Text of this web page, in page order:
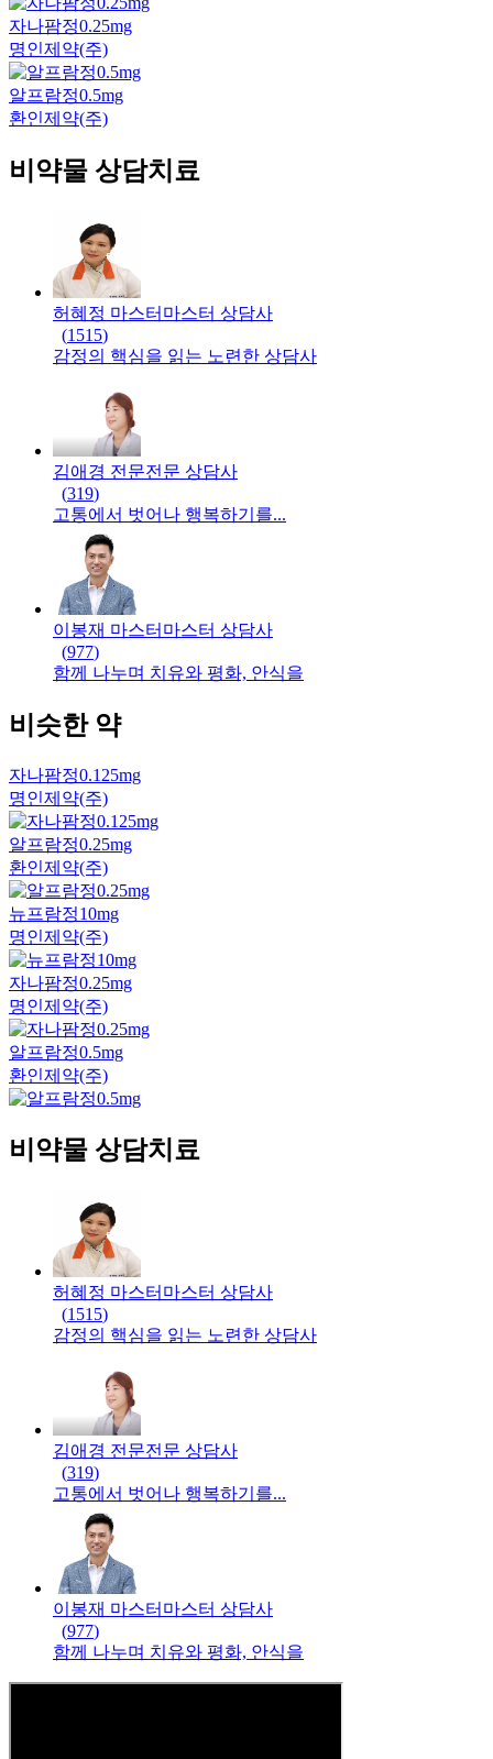
자나팜정0.25mg
명인제약(주)
알프람정0.5mg
환인제약(주)
비약물 상담치료
허혜정 마스터 마스터 상담사
(1515)
감정의 핵심을 읽는 노련한 상담사
김애경 전문전문 상담사
(319)
고통에서 벗어나 행복하기를...
이봉재 마스터 마스터 상담사
(977)
함께 나누며 치유와 평화, 안식을
비슷한 약
자나팜정0.125mg
명인제약(주)
알프람정0.25mg
환인제약(주)
뉴프람정10mg
명인제약(주)
자나팜정0.25mg
명인제약(주)
알프람정0.5mg
환인제약(주)
비약물 상담치료
허혜정 마스터 마스터 상담사
(1515)
감정의 핵심을 읽는 노련한 상담사
김애경 전문전문 상담사
(319)
고통에서 벗어나 행복하기를...
이봉재 마스터 마스터 상담사
(977)
함께 나누며 치유와 평화, 안식을